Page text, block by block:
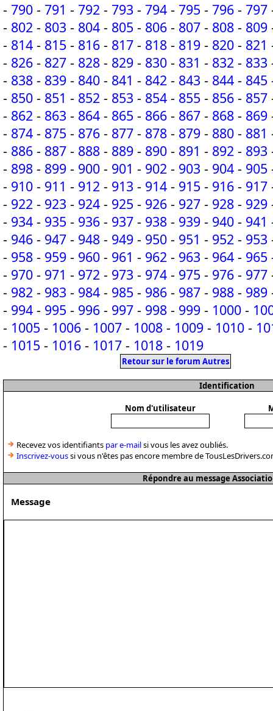
- 790 - 791 - 792 - 793 - 794 - 795 - 796 - 797
- 802 - 803 - 804 - 805 - 806 - 807 - 808 - 809
- 814 - 815 - 816 - 817 - 818 - 819 - 820 - 821
- 826 - 827 - 828 - 829 - 830 - 831 - 832 - 833
- 838 - 839 - 840 - 841 - 842 - 843 - 844 - 845
- 850 - 851 - 852 - 853 - 854 - 855 - 856 - 857
- 862 - 863 - 864 - 865 - 866 - 867 - 868 - 869
- 874 - 875 - 876 - 877 - 878 - 879 - 880 - 881
- 886 - 887 - 888 - 889 - 890 - 891 - 892 - 893
- 898 - 899 - 900 - 901 - 902 - 903 - 904 - 905
- 910 - 911 - 912 - 913 - 914 - 915 - 916 - 917
- 922 - 923 - 924 - 925 - 926 - 927 - 928 - 929
- 934 - 935 - 936 - 937 - 938 - 939 - 940 - 941
- 946 - 947 - 948 - 949 - 950 - 951 - 952 - 953
- 958 - 959 - 960 - 961 - 962 - 963 - 964 - 965
- 970 - 971 - 972 - 973 - 974 - 975 - 976 - 977
- 982 - 983 - 984 - 985 - 986 - 987 - 988 - 989
- 994 - 995 - 996 - 997 - 998 - 999 - 1000 -
- 1005 - 1006 - 1007 - 1008 - 1009 - 1010 -
- 1015 - 1016 - 1017 - 1018 - 1019
Retour sur le forum Autres
Identification
Nom d'utilisateur
Recevez vos identifiants par e-mailsi vous les avez oubliés.
Inscrivez-voussi vous n'êtes pas encore membre de
Répondre au message
Message